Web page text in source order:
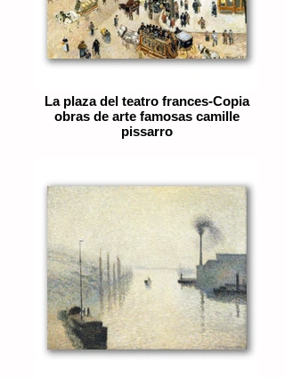
La plaza del teatro frances-Copia
obras de arte famosas camille
pissarro